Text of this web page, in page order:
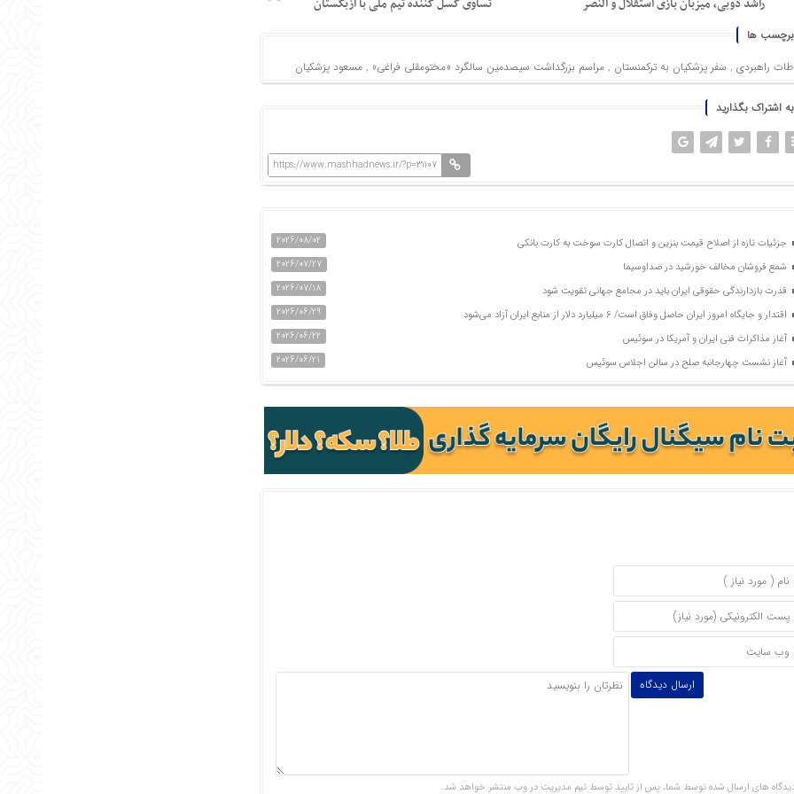
برچسب ها
راهبردی , سفر پزشکیان به ترکمنستان , مراسم بزرگداشت سیصدمین سالگرد «مختومقلی فراغی» , مسعود پزشکیان
به اشتراک بگذارید
https://www.mashhadnews.ir/?p=31107
جزئیات تازه از اصلاح قیمت بنزین و اتصال کارت سوخت به کارت بانکی
2026/08/02
شمع فروشان مخالف خورشید در صداوسیما
2026/07/27
قدرت بازدارندگی حقوقی ایران باید در مجامع جهانی تقویت شود
2026/07/18
اقتدار و جایگاه امروز ایران حاصل وفاق است/ ۶ میلیارد دلار از منابع ایران آزاد می‌شود
2026/06/29
آغاز مذاکرات فنی ایران و آمریکا در سوئیس
2026/06/22
آغاز نشست چهارجانبه صلح در سالن اجلاس سوئیس
2026/06/21
های ارسال شده توسط شما، پس از تایید توسط تیم مدیریت در وب منتشر خواهد شد.